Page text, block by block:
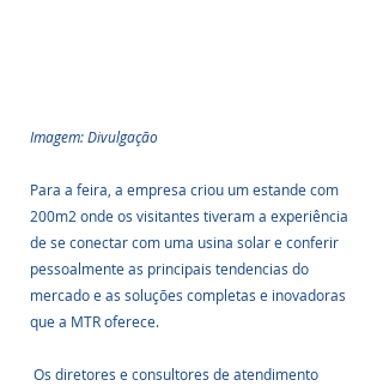
Imagem: Divulgação
Para a feira, a empresa criou um estande com
200m2 onde os visitantes tiveram a experiência
de se conectar com uma usina solar e conferir
pessoalmente as principais tendencias do
mercado e as soluções completas e inovadoras
que a MTR oferece.